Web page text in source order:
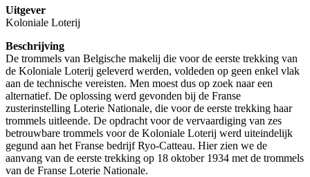
Uitgever
Koloniale Loterij
Beschrijving
De trommels van Belgische makelij die voor de eerste trekking van
de Koloniale Loterij geleverd werden, voldeden op geen enkel vlak
aan de technische vereisten. Men moest dus op zoek naar een
alternatief. De oplossing werd gevonden bij de Franse
zusterinstelling Loterie Nationale, die voor de eerste trekking haar
trommels uitleende. De opdracht voor de vervaardiging van zes
betrouwbare trommels voor de Koloniale Loterij werd uiteindelijk
gegund aan het Franse bedrijf Ryo-Catteau. Hier zien we de
aanvang van de eerste trekking op 18 oktober 1934 met de trommels
van de Franse Loterie Nationale.